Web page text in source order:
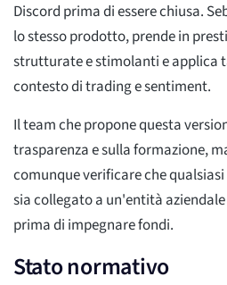
Discord prima di essere chiusa.
lo stesso prodotto, prende in
strutturate e stimolanti e applica
contesto di trading e sentiment.
Il team che propone questa
trasparenza e sulla formazione,
comunque verificare che
sia collegato a un'entità
prima di impegnare fondi.
Stato normativo